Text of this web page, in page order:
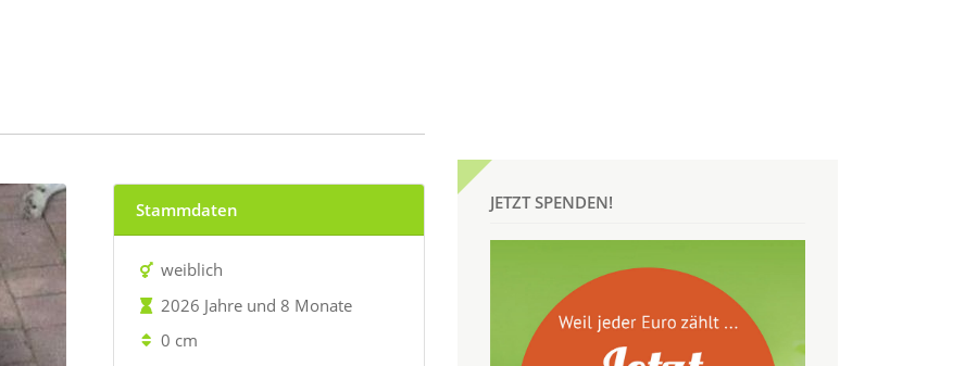
Stammdaten
weiblich
2026 Jahre und 8 Monate
0 cm
JETZT SPENDEN!